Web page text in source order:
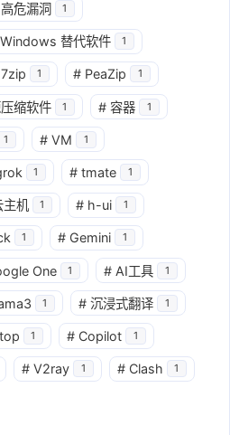
高危漏洞 1
Windows 替代软件 1
7zip 1 # PeaZip 1
缩软件 1 # 容器 1
1 # VM 1
1 # tmate 1
主机 1 # h-ui 1
1 # Gemini 1
One 1 # AI工具 1
1 # 沉浸式翻译 1
1 # Copilot 1
# V2ray 1 # Clash 1